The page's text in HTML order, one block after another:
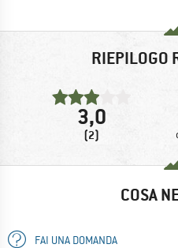
RIEPILOGO
3,0
(2)
COSA
FAI UNA DOMANDA